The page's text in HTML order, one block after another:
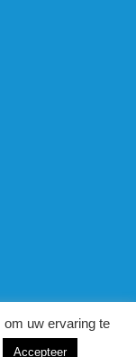
uw ervaring te
Accepteer